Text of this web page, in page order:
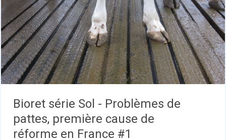
Bioret série Sol - Problèmes de
pattes, première cause de
réforme en France #1